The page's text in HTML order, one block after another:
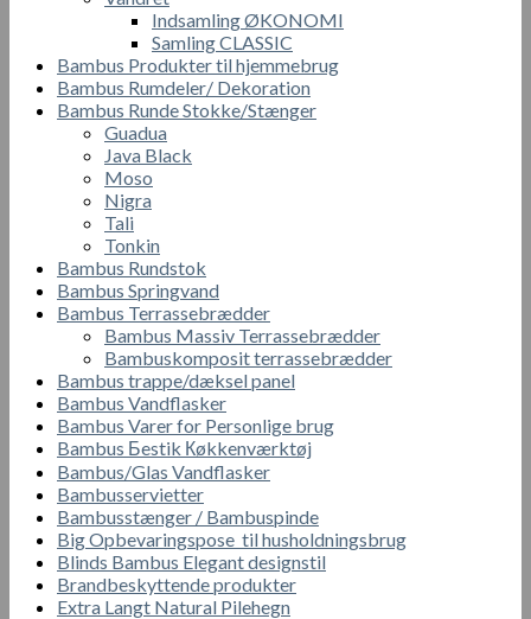
Indsamling ØKONOMI
Samling CLASSIC
Bambus Produkter til hjemmebrug
Bambus Rumdeler/ Dekoration
Bambus Runde Stokke/Stænger
Guadua
Java Black
Moso
Nigra
Tali
Tonkin
Bambus Rundstok
Bambus Springvand
Bambus Terrassebrædder
Bambus Massiv Terrassebrædder
Bambuskomposit terrassebrædder
Bambus trappe/dæksel panel
Bambus Vandflasker
Bambus Varer for Personlige brug
Bambus Бestik Кøkkenværktøj
Bambus/Glas Vandflasker
Bambusservietter
Bambusstænger / Bambuspinde
Big Opbevaringspose til husholdningsbrug
Blinds Bambus Elegant designstil
Brandbeskyttende produkter
Extra Langt Natural Pilehegn